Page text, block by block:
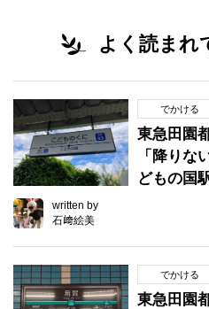
よく読まれ
でかける
東急田園
「降りな
どもの国
written by
石﨑絵美
でかける
東急田園